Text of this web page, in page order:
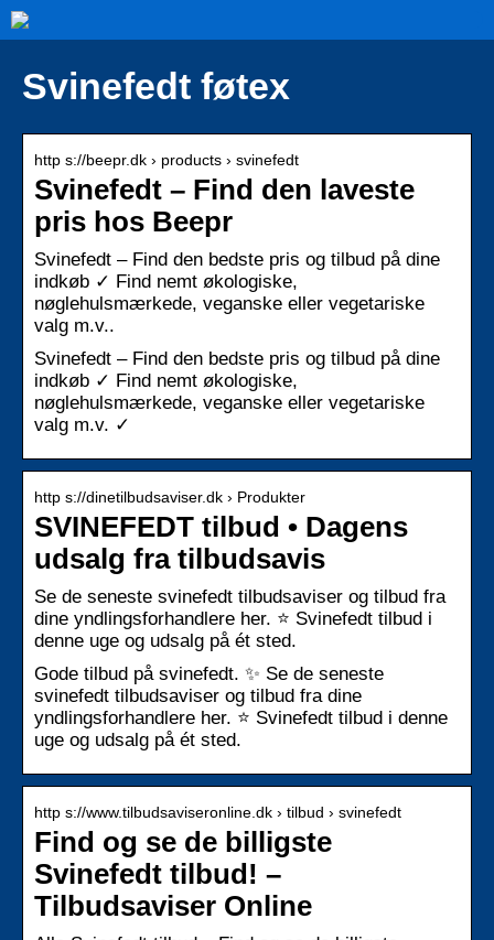
Svinefedt føtex
http s://beepr.dk › products › svinefedt
Svinefedt – Find den laveste
pris hos Beepr
Svinefedt – Find den bedste pris og tilbud på dine
indkøb ✓ Find nemt økologiske,
nøglehulsmærkede, veganske eller vegetariske
valg m.v..
Svinefedt – Find den bedste pris og tilbud på dine
indkøb ✓ Find nemt økologiske,
nøglehulsmærkede, veganske eller vegetariske
valg m.v. ✓
http s://dinetilbudsaviser.dk › Produkter
SVINEFEDT tilbud • Dagens
udsalg fra tilbudsavis
Se de seneste svinefedt tilbudsaviser og tilbud fra
dine yndlingsforhandlere her. ⭐ Svinefedt tilbud i
denne uge og udsalg på ét sted.
Gode tilbud på svinefedt. ✨ Se de seneste
svinefedt tilbudsaviser og tilbud fra dine
yndlingsforhandlere her. ⭐ Svinefedt tilbud i denne
uge og udsalg på ét sted.
http s://www.tilbudsaviseronline.dk › tilbud › svinefedt
Find og se de billigste
Svinefedt tilbud! –
Tilbudsaviser Online